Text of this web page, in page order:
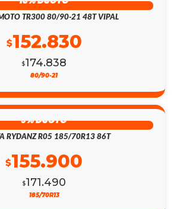
TR300 80/90-21 48T VIPAL
$174.838
$152.830
80/90-21
9% DSCTO
RYDANZ R05 185/70R13 86T
$171.490
$155.900
185/70R13